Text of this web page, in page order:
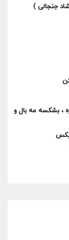
جنجالی )
، بشکسه مه بال و